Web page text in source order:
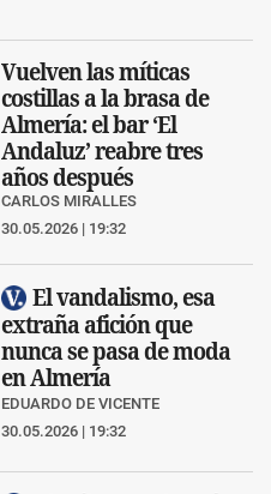
Vuelven las míticas
costillas a la brasa de
Almería: el bar ‘El
Andaluz’ reabre tres
años después
CARLOS MIRALLES
30.05.2026 | 19:32
El vandalismo, esa
extraña afición que
nunca se pasa de moda
en Almería
EDUARDO DE VICENTE
30.05.2026 | 19:32